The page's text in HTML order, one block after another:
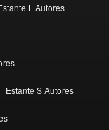
L Autores
Estante S Autores